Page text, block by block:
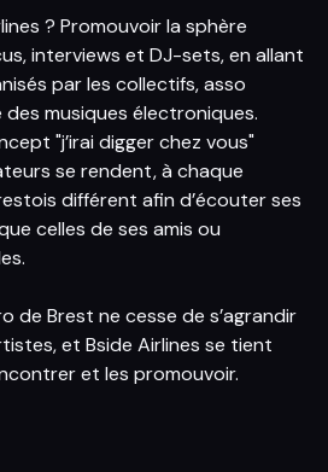
? Promouvoir la sphère
interviews et DJ-sets, en allant
par les collectifs, asso
musiques électroniques.
"j’irai digger chez vous"
se rendent, à chaque
différent afin d’écouter ses
celles de ses amis ou
de Brest ne cesse de s’agrandir
et Bside Airlines se tient
et les promouvoir.